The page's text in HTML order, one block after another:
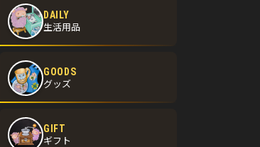
DAILY
生活用品
GOODS
グッズ
GIFT
ギフト